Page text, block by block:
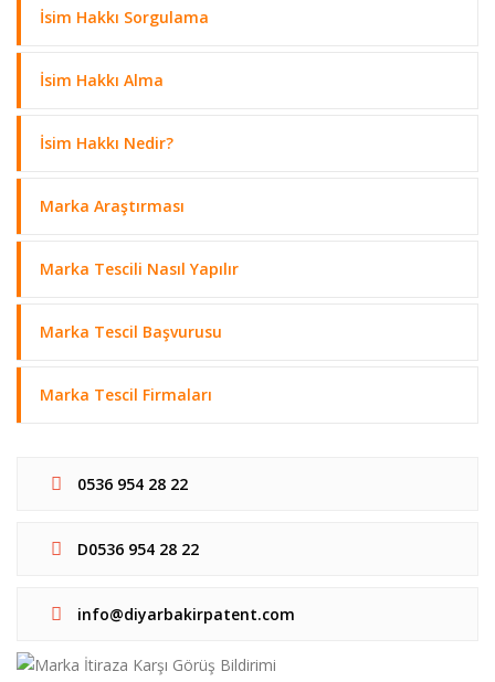
İsim Hakkı Sorgulama
İsim Hakkı Alma
İsim Hakkı Nedir?
Marka Araştırması
Marka Tescili Nasıl Yapılır
Marka Tescil Başvurusu
Marka Tescil Firmaları
0536 954 28 22
D0536 954 28 22
info@diyarbakirpatent.com